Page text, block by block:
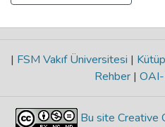
| FSM Vakıf Üniversitesi |
Rehber |
Bu site Creative